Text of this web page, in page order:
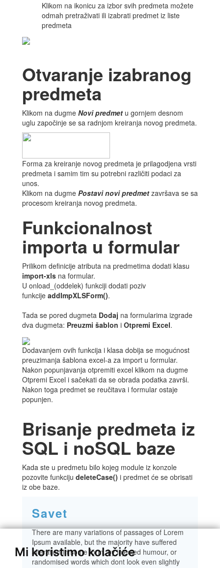
Mi koristimo kolačiće
Klikom na ikonicu za izbor svih predmeta možete
odmah pretraživati ili izabrati predmet iz liste
predmeta
Otvaranje izabranog
predmeta
Klikom na dugme Novi predmet u gornjem desnom
uglu započinje se sa radnjom kreiranja novog predmeta.
Forma za kreiranje novog predmeta je prilagodjena vrsti
predmeta i samim tim su potrebni različiti podaci za
unos.
Klikom na dugme Postavi novi predmet završava se sa
procesom kreiranja novog predmeta.
Funkcionalnost
importa u formular
Prilikom definicije atributa na predmetima dodati klasu
import-xls na formular.
U onload_(oddelek) funkciji dodati poziv
funkcije addImpXLSForm().
Tada se pored dugmeta Dodaj na formularima izgrade
dva dugmeta: Preuzmi šablon i Otpremi Excel.
Dodavanjem ovih funkcija i klasa dobija se mogućnost
preuzimanja šablona excel-a za import u formular.
Nakon popunjavanja otpremiti excel klikom na dugme
Otpremi Excel i sačekati da se obrada podatka završi.
Nakon toga predmet se reučitava i formular ostaje
popunjen.
Brisanje predmeta iz
SQL i noSQL baze
Kada ste u predmetu bilo kojeg module iz konzole
pozovite funkciju deleteCase() i predmet će se obrisati
iz obe baze.
Savet
There are many variations of passages of Lorem
Ipsum available, but the majority have suffered
alteration in some form, by injected humour, or
randomised words which dont look even slightly